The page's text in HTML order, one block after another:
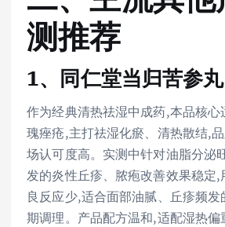
测推荐
1、同仁堂当归苦参丸
作为经典清热祛湿中成药,本品核心
瑰痤疮,主打祛湿化瘀、清热散结,
场认可度高。实测中针对油脂分泌
发的炎性丘疹、脓疱改善效果稳定,
良反应少,适合面部油腻、丘疹频
期调理。产品配方温和,适配湿热